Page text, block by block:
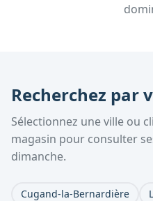
Recherchez par
Sélectionnez une ville ou
magasin pour consulter
dimanche.
Cugand-la-Bernardière